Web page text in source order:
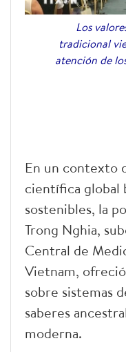
Los
tradicional
atención de
En un contexto
científica global
sostenibles, la
Trong Nghia,
Central de
Vietnam,
sobre sistemas
saberes
moderna.